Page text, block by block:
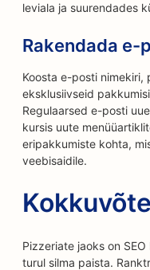
leviala ja suurendades
Rakendada e-
Koosta e-posti
eksklusiivseid
Regulaarsed e-posti
kursis uute
eripakkumiste kohta,
veebisaidile.
Kokkuvõte
Pizzeriate jaoks on
turul silma paista.